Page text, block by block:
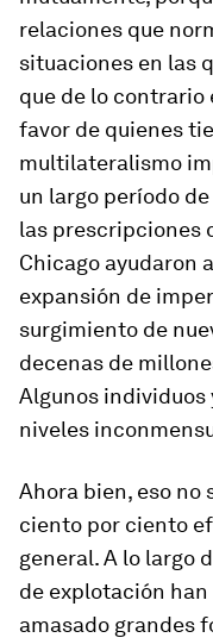
relaciones que
situaciones en las
que de lo contrario
favor de quienes
multilateralismo
un largo período
las prescripciones
Chicago ayudaron
expansión de
surgimiento de
decenas de
Algunos
niveles
Ahora bien, eso no
ciento por ciento
general. A lo largo
de explotación
amasado grandes